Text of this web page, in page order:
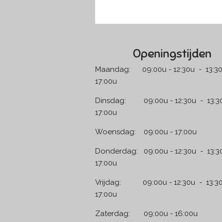
Openingstijden
Maandag: 09:00u - 12:30u -
17:00u
Dinsdag: 09:00u - 12:30u -
17:00u
Woensdag: 09:00u - 17:00u
Donderdag: 09:00u - 12:30u -
17:00u
Vrijdag: 09:00u - 12:30u -
17:00u
Zaterdag: 09:00u -